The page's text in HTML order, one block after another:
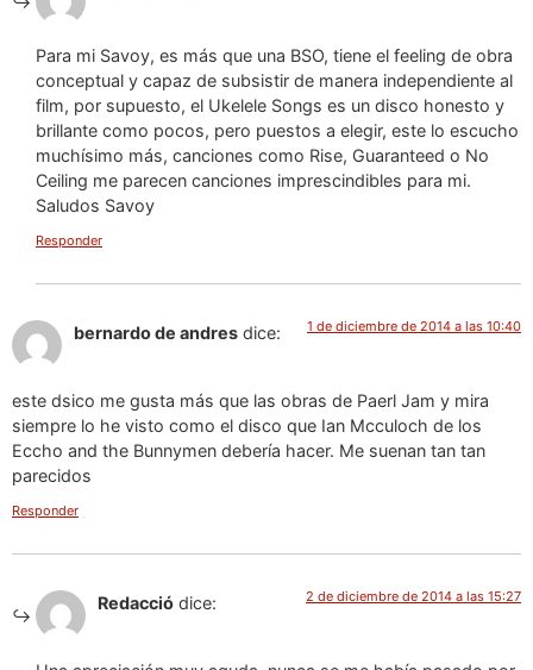
Para mi Savoy, es más que una BSO, tiene el feeling de obra
conceptual y capaz de subsistir de manera independiente al
film, por supuesto, el Ukelele Songs es un disco honesto y
brillante como pocos, pero puestos a elegir, este lo escucho
muchísimo más, canciones como Rise, Guaranteed o No
Ceiling me parecen canciones imprescindibles para mi.
Saludos Savoy
Responder
bernardo de andres dice: 1 de diciembre de 2014 a las 10:40
este dsico me gusta más que las obras de Paerl Jam y mira
siempre lo he visto como el disco que Ian Mcculoch de los
Eccho and the Bunnymen debería hacer. Me suenan tan tan
parecidos
Responder
Redacció dice: 2 de diciembre de 2014 a las 15:27